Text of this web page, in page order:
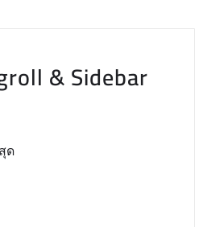
& Sidebar
ด